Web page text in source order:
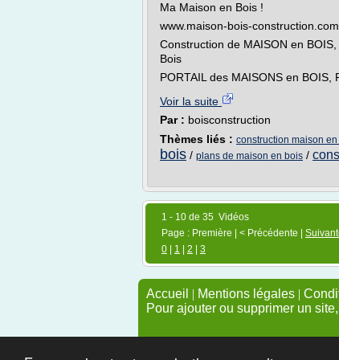
Ma Maison en Bois !
www.maison-bois-construction.com
Construction de MAISON en
Bois
PORTAIL des MAISONS en BOIS,
Voir la suite
Par : boisconstruction
Thèmes liés : construction maison
bois / plans de maison en bois /
1 - 10 de 35 Vidéos
Page : Première | < Précédente |
0
1 2 3
Accueil | Mentions légales |
Pour ajouter ou supprimer un